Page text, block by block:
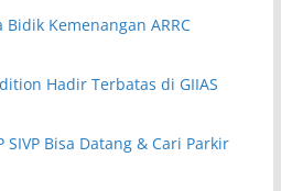
Kemenangan ARRC
Hadir Terbatas di GIIAS
SIVP Bisa Datang & Cari Parkir